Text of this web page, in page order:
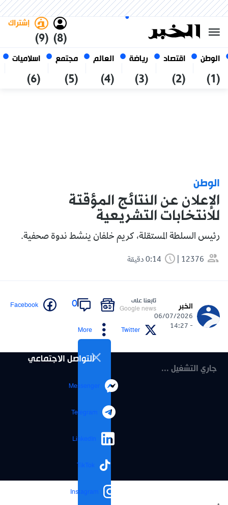
الوطن
(1)
اقتصاد
(2)
رياضة
(3)
العالم
(4)
مجتمع
(5)
اسلاميات
(6)
(8)
إشتراك
(9)
أغسطس 2026
الجزائر
الوطن
الإعلان عن النتائج المؤقتة
للانتخابات التشريعية
رئيس السلطة المستقلة، كريم خلفان ينشط ندوة صحفية.
12376
الخبر
06/07/2026
- 14:27
تابعنا على
Google news
0
Facebook
Twitter
More
التواصل الاجتماعي
Messenger
Telegram
LinkedIn
TikTok
Instagram